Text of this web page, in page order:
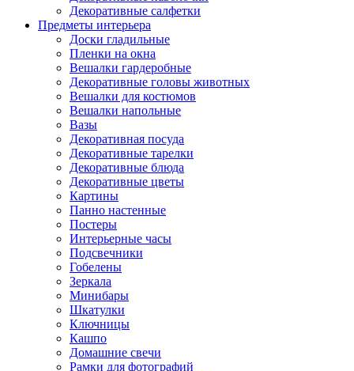
Декоративные салфетки
Предметы интерьера
Доски гладильные
Пленки на окна
Вешалки гардеробные
Декоративные головы животных
Вешалки для костюмов
Вешалки напольные
Вазы
Декоративная посуда
Декоративные тарелки
Декоративные блюда
Декоративные цветы
Картины
Панно настенные
Постеры
Интерьерные часы
Подсвечники
Гобелены
Зеркала
Минибары
Шкатулки
Ключницы
Кашпо
Домашние свечи
Рамки для фотографий